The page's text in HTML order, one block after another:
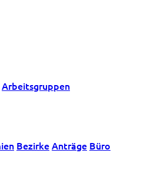
Arbeitsgruppen
BezirkeAnträge Büro